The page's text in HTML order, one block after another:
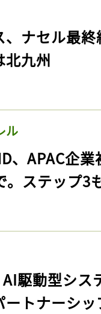
、ナセル最
北九州
ル
、APAC企
。ステップ3
AI駆動型シ
ートナーシ